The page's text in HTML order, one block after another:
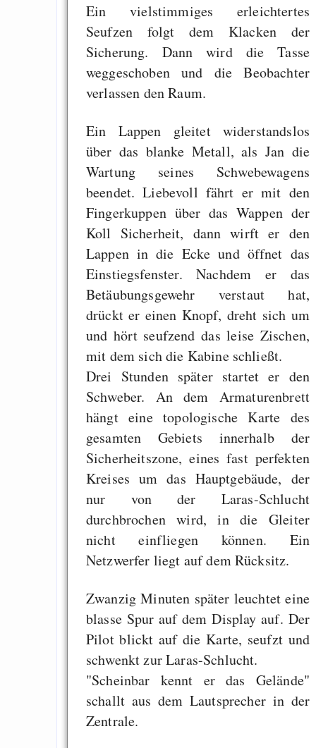
Ein vielstimmiges erleichtertes
Seufzen folgt dem Klacken der
Sicherung. Dann wird die Tasse
weggeschoben und die Beobachter
verlassen den Raum.
Ein Lappen gleitet widerstandslos
über das blanke Metall, als Jan die
Wartung seines Schwebewagens
beendet. Liebevoll fährt er mit den
Fingerkuppen über das Wappen der
Koll Sicherheit, dann wirft er den
Lappen in die Ecke und öffnet das
Einstiegsfenster. Nachdem er das
Betäubungsgewehr verstaut hat,
drückt er einen Knopf, dreht sich um
und hört seufzend das leise Zischen,
mit dem sich die Kabine schließt.
Drei Stunden später startet er den
Schweber. An dem Armaturenbrett
hängt eine topologische Karte des
gesamten Gebiets innerhalb der
Sicherheitszone, eines fast perfekten
Kreises um das Hauptgebäude, der
nur von der Laras-Schlucht
durchbrochen wird, in die Gleiter
nicht einfliegen können. Ein
Netzwerfer liegt auf dem Rücksitz.
Zwanzig Minuten später leuchtet eine
blasse Spur auf dem Display auf. Der
Pilot blickt auf die Karte, seufzt und
schwenkt zur Laras-Schlucht.
"Scheinbar kennt er das Gelände"
schallt aus dem Lautsprecher in der
Zentrale.
West Germany
Draketo neu:
64% für
der Vermögenssteuer
Heute ist der
GNU Taler ist,
Digitale Euro nur
behauptet
Recht auf
in der EU
Angestellten -- ab
2027 ab 50
Die Anstalt
Richtige in einer
Welt